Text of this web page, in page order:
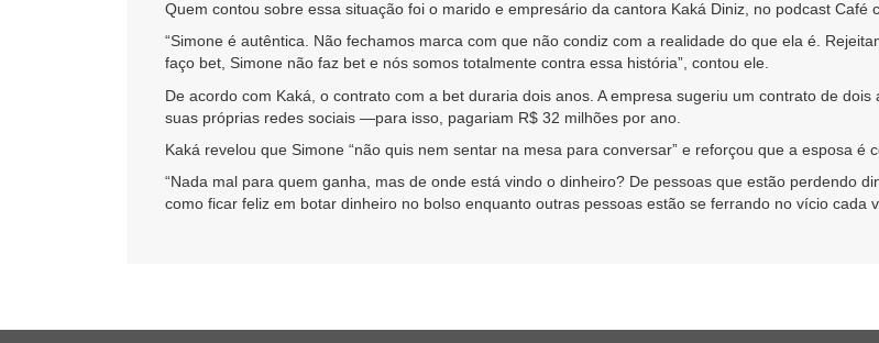
Quem contou sobre essa situação foi o marido e empresário da cantora Kaká Diniz, no podcast Café
“Simone é autêntica. Não fechamos marca com que não condiz com a realidade do que ela é.
faço bet, Simone não faz bet e nós somos totalmente contra essa história”, contou ele.
De acordo com Kaká, o contrato com a bet duraria dois anos. A empresa sugeriu um contrato de
suas próprias redes sociais —para isso, pagariam R$ 32 milhões por ano.
Kaká revelou que Simone “não quis nem sentar na mesa para conversar” e reforçou que a esposa é
“Nada mal para quem ganha, mas de onde está vindo o dinheiro? De pessoas que estão perdendo
como ficar feliz em botar dinheiro no bolso enquanto outras pessoas estão se ferrando no vício cada